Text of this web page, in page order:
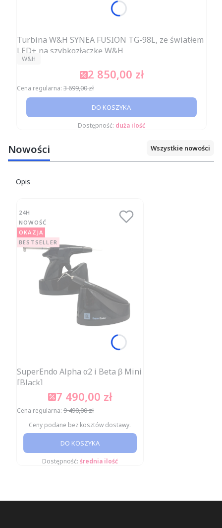
Turbina W&H SYNEA FUSION TG-98L, ze światłem
LED+ na szybkozłączkę W&H
PRODUCENT
W&H
Cena promocyjna
2 850,00 zł
Cena regularna: 3 699,00 zł
DO KOSZYKA
Dostępność: duża ilość
Nowości Wszystkie nowości
Opis
24H
NOWOŚĆ
OKAZJA
BESTSELLER
SuperEndo Alpha α2 i Beta β Mini
[Black]
Cena promocyjna
7 490,00 zł
Cena regularna: 9 490,00 zł
Ceny podane bez kosztów dostawy.
DO KOSZYKA
Dostępność: średnia ilość